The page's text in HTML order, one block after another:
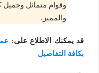
وقوام متماثل
والمميز.
قد يمكنك الاطلاع على:
بكافة التفاصيل